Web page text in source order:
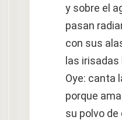
y sobre el
pasan
con sus
las
Oye: canta
porque
su polvo de